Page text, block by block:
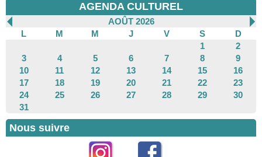
AGENDA CULTUREL
AOÛT 2026
L
M M J V S
D
1
2
3
4 5 6 7 8
9
10
11 12 13 14 15
16
17
18 19 20 21 22
23
24
25 26 27 28 29
30
31
Nous suivre